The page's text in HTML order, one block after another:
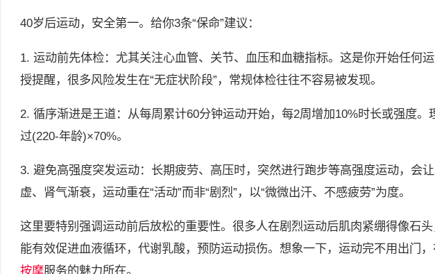
40岁后运动，安全第一。给你3条“保命”建议：
1. 运动前先体检：尤其关注心血管、关节、血压和血糖指标。这是你开始任何
授提醒，很多风险发生在“无症状阶段”，常规体检往往不容易被发现。
2. 循序渐进是王道：从每周累计60分钟运动开始，每2周增加10%时长或强度
过(220-年龄)×70%。
3. 避免高强度突发运动：长期疲劳、高压时，突然进行跑步等高强度运动，会让
虚、肾气渐衰，运动重在“活动”而非“剧烈”，以“微微出汗、不感疲劳”为度。
这里要特别强调运动前后放松的重要性。很多人在剧烈运动后肌肉紧绷得像石
能有效促进血液循环，代谢乳酸，预防运动损伤。想象一下，运动完不用出
按摩服务的魅力所在。